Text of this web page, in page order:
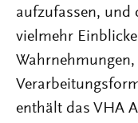
aufzufassen, und
vielmehr
enthält das VHA